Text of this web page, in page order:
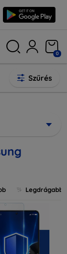
0
Szűrés
Legdrágabb